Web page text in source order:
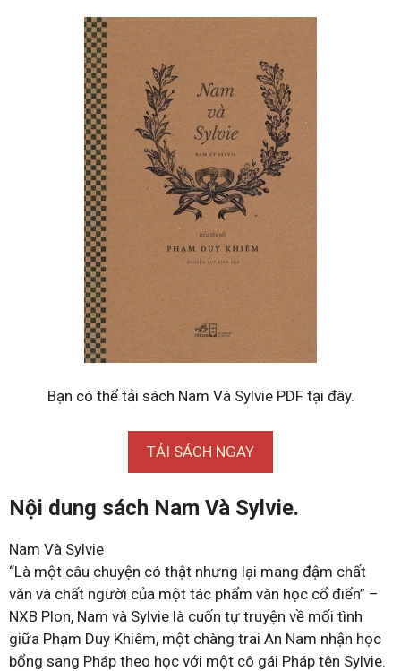
Bạn có thể tải sách Nam Và Sylvie PDF tại đây.
TẢI SÁCH NGAY
Nội dung sách Nam Và Sylvie.
Nam Và Sylvie
“Là một câu chuyện có thật nhưng lại mang đậm chất
văn và chất người của một tác phẩm văn học cổ điển” –
NXB Plon, Nam và Sylvie là cuốn tự truyện về mối tình
giữa Phạm Duy Khiêm, một chàng trai An Nam nhận học
bổng sang Pháp theo học với một cô gái Pháp tên Sylvie.